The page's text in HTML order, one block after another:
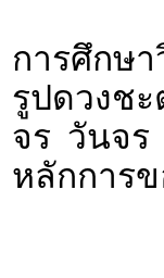
การศึกษ
รูปดวงช
จร วันจร
หลักการ